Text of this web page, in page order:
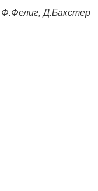
Ф.Фелиг, Д.Бакстер